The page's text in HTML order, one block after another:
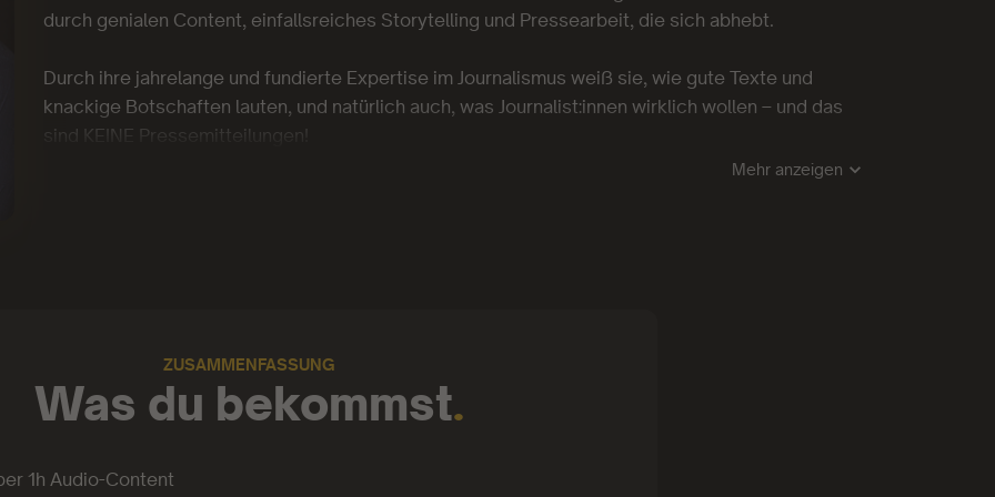
durch genialen Content, einfallsreiches Storytelling und Pressearbeit, die sich abhebt.
Durch ihre jahrelange und fundierte Expertise im Journalismus weiß sie, wie gute Texte und
knackige Botschaften lauten, und natürlich auch, was Journalist:innen wirklich wollen – und das
sind KEINE Pressemitteilungen!
Mehr anzeigen
ZUSAMMENFASSUNG
Was du bekommst.
1h Audio-Content